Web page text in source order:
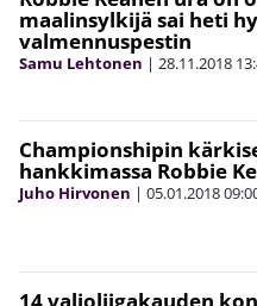
maalinsylkijä sai heti
valmennuspestin
Samu Lehtonen | 28.11.2018
Championshipin
hankkimassa Robbie
Juho Hirvonen | 05.01.2018
14 valioliigakauden